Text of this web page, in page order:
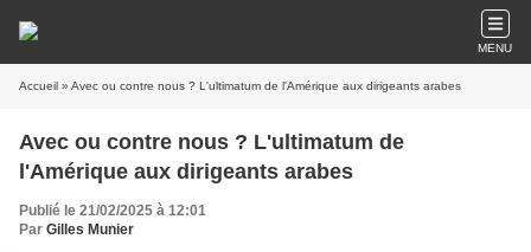
MENU
Accueil » Avec ou contre nous ? L'ultimatum de l'Amérique aux dirigeants arabes
Avec ou contre nous ? L'ultimatum de
l'Amérique aux dirigeants arabes
Publié le 21/02/2025 à 12:01
Par Gilles Munier